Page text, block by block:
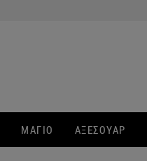
ΜΑΓΙΟ ΑΞΕΣΟΥΑΡ